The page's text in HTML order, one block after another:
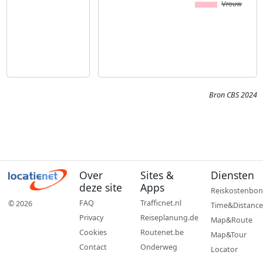
Bron CBS 2024
© 2026
Over
deze site
FAQ
Privacy
Cookies
Contact
Sites &
Apps
Trafficnet.nl
Reiseplanung.de
Routenet.be
Onderweg
Diensten
Reiskostenbon
Time&Distance
Map&Route
Map&Tour
Locator